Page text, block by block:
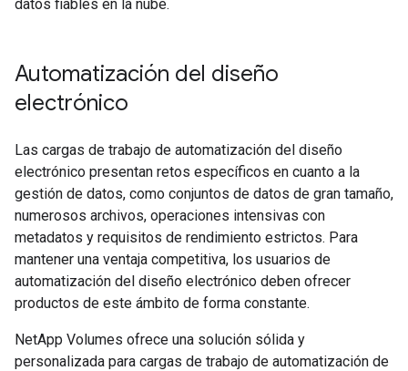
datos fiables en la nube.
Automatización del diseño
electrónico
Las cargas de trabajo de automatización del diseño
electrónico presentan retos específicos en cuanto a la
gestión de datos, como conjuntos de datos de gran tamaño,
numerosos archivos, operaciones intensivas con
metadatos y requisitos de rendimiento estrictos. Para
mantener una ventaja competitiva, los usuarios de
automatización del diseño electrónico deben ofrecer
productos de este ámbito de forma constante.
NetApp Volumes ofrece una solución sólida y
personalizada para cargas de trabajo de automatización de